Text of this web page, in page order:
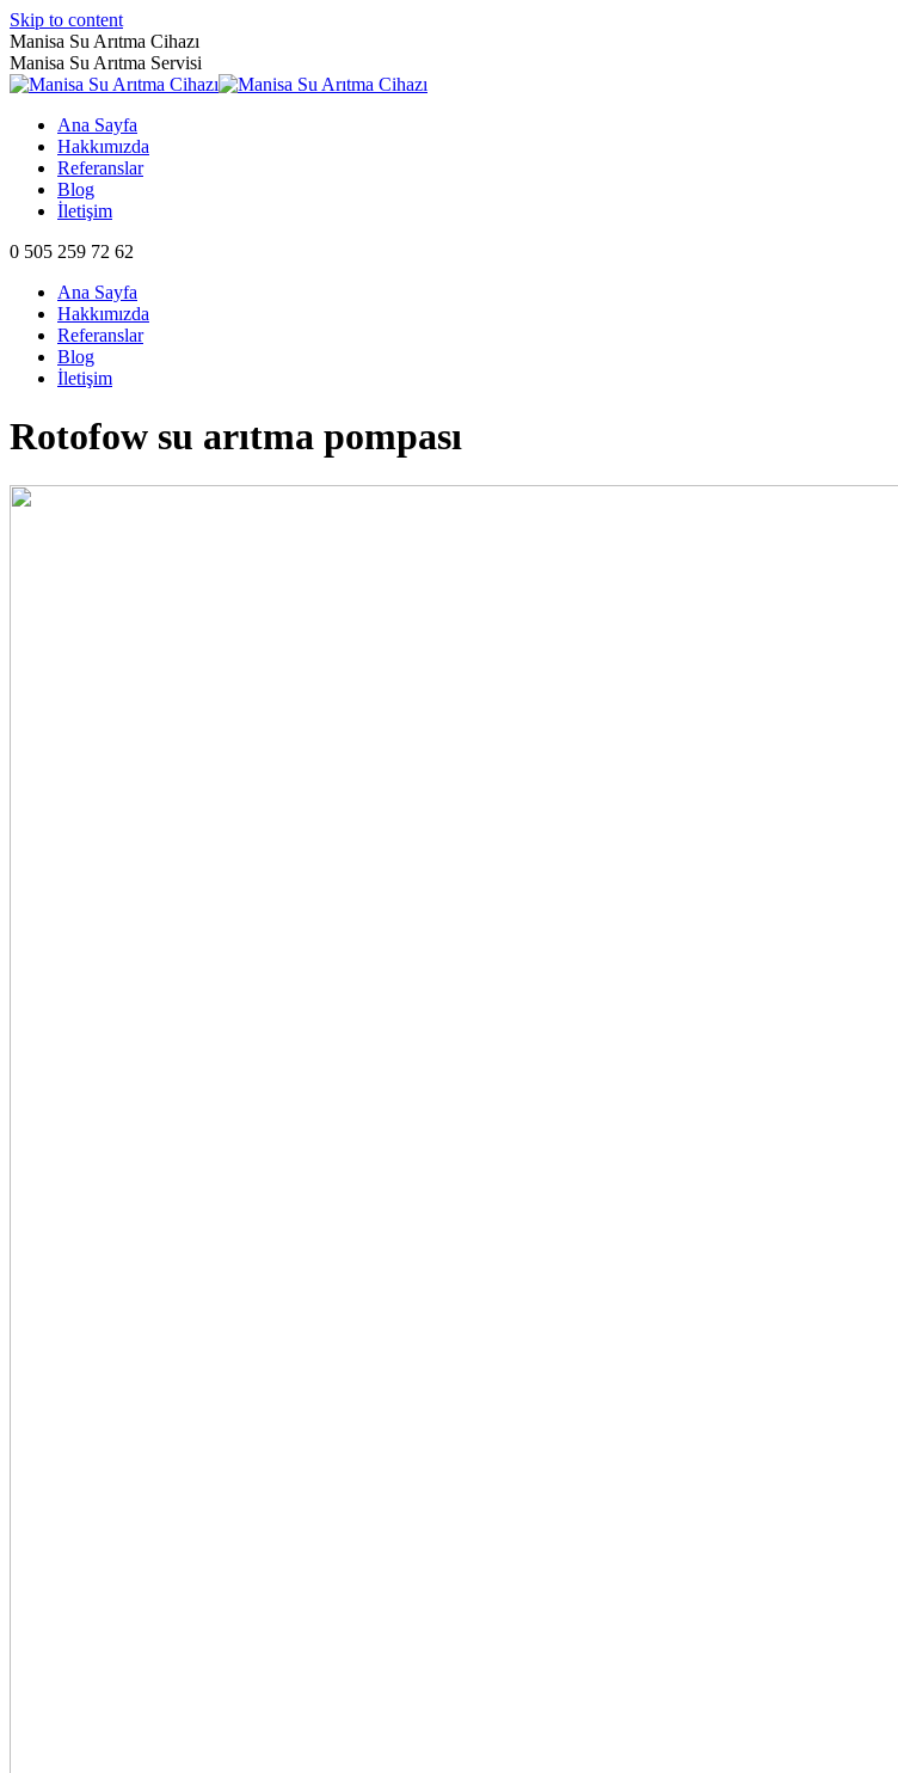
Skip to content
Manisa Su Arıtma Cihazı
Manisa Su Arıtma Servisi
Ana Sayfa
Hakkımızda
Referanslar
Blog
İletişim
0 505 259 72 62
Ana Sayfa
Hakkımızda
Referanslar
Blog
İletişim
Rotofow su arıtma pompası